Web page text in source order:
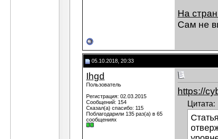
На
Сам не
05.10.2018, 20:33
Ihgd
Пользователь
Регистрация: 02.03.2015
Сообщений: 154
Сказал(а) спасибо: 115
Поблагодарили 135 раз(а) в 65
сообщениях
https://
Цитата: